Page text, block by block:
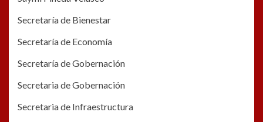
Secretaría de Bienestar
Secretaría de Economía
Secretaría de Gobernación
Secretaria de Gobernación
Secretaria de Infraestructura